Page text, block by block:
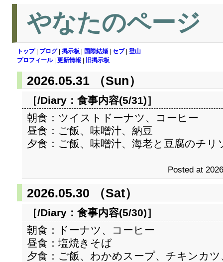
やなたのページ
トップ| ブログ| 掲示板 国際結婚 セブ| 登山
プロフィール| 更新情報 旧掲示板
2026.05.31 （Sun）
［/Diary： 食事内容(5/31)］
朝食：ツイストドーナツ、コーヒー
昼食：ご飯、味噌汁、納豆
夕食：ご飯、味噌汁、海老と豆腐のチ
Posted at
2026.05.30 （Sat）
［/Diary： 食事内容(5/30)］
朝食：ドーナツ、コーヒー
昼食：塩焼きそば
夕食：ご飯、わかめスープ、チキンカ